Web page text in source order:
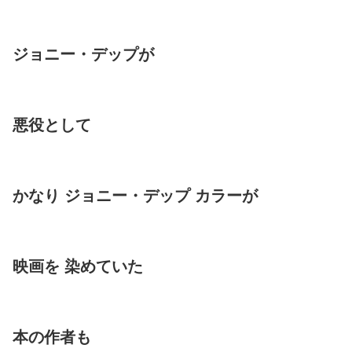
ジョニー・デップが
悪役として
かなり ジョニー・デップ カラーが
映画を 染めていた
本の作者も